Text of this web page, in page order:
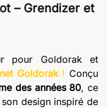
– Grendizer et
pour Goldorak et
Goldorak! Conçu
des années 80, ce
design inspiré de